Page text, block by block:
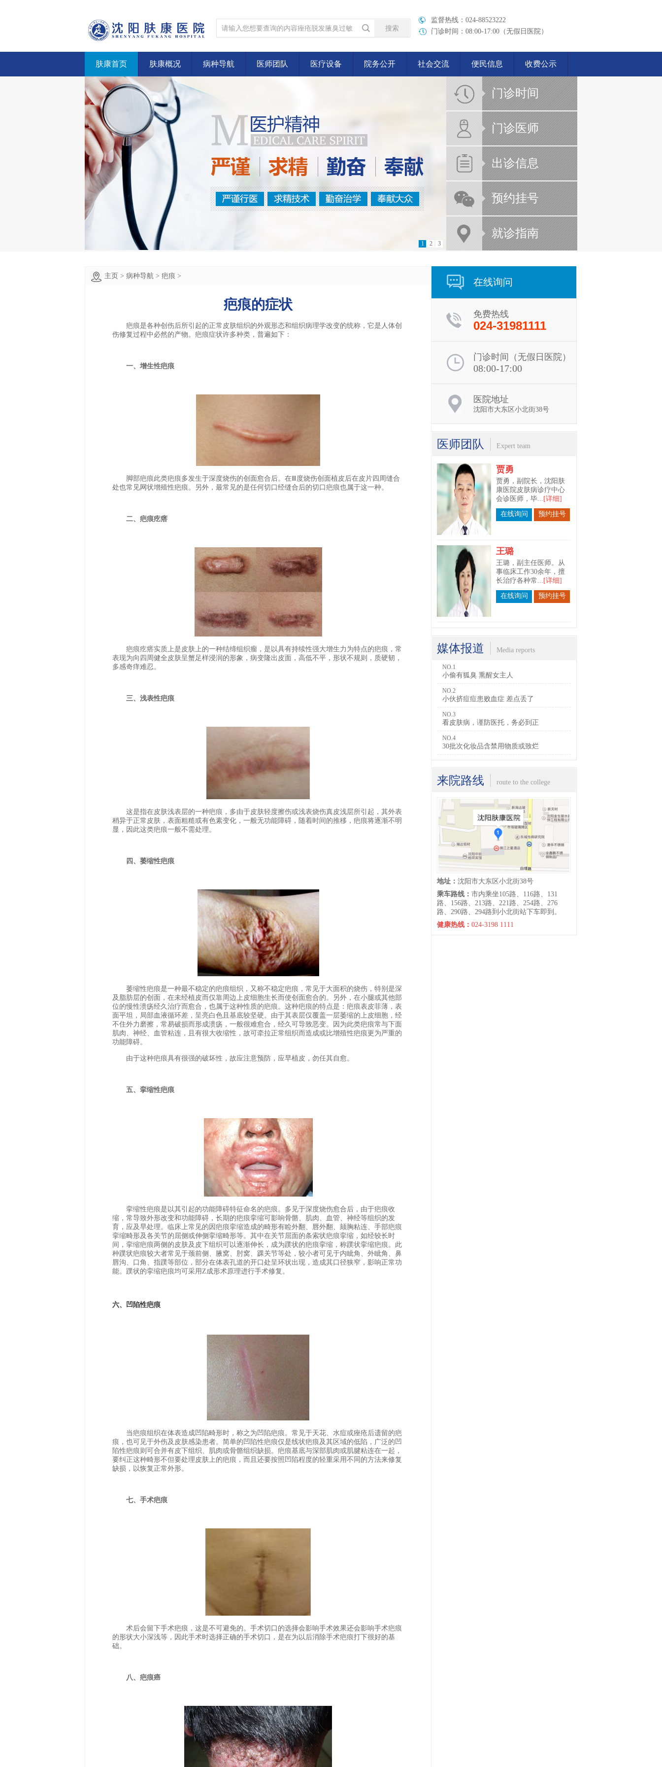
监督热线：024-88523222
门诊时间：08:00-17:00（无假日医院）
肤康首页 肤康概况 病种导航 医师团队 医疗设备 院务公开 社会交流 便民信息 收费公示
1 2 3
门诊时间
门诊医师
出诊信息
预约挂号
就诊指南
主页 > 病种导航 > 疤痕 >
疤痕的症状
疤痕是各种创伤后所引起的正常皮肤组织的外观形态和组织病理学改变的统称，它是人体创
伤修复过程中必然的产物。疤痕症状许多种类，普遍如下：
一、增生性疤痕
脚部疤痕此类疤痕多发生于深度烧伤的创面愈合后。在Ⅲ度烧伤创面植皮后在皮片四周缝合
处也常见网状增殖性疤痕。另外，最常见的是任何切口经缝合后的切口疤痕也属于这一种。
二、疤痕疙瘩
疤痕疙瘩实质上是皮肤上的一种结缔组织瘤，是以具有持续性强大增生力为特点的疤痕，常
表现为向四周健全皮肤呈蟹足样浸润的形象，病变隆出皮面，高低不平，形状不规则，质硬韧，
多感奇痒难忍。
三、浅表性疤痕
这是指在皮肤浅表层的一种疤痕，多由于皮肤轻度擦伤或浅表烧伤真皮浅层所引起，其外表
稍异于正常皮肤，表面粗糙或有色素变化，一般无功能障碍，随着时间的推移，疤痕将逐渐不明
显，因此这类疤痕一般不需处理。
四、萎缩性疤痕
萎缩性疤痕是一种最不稳定的疤痕组织，又称不稳定疤痕，常见于大面积的烧伤，特别是深
及脂肪层的创面，在未经植皮而仅靠周边上皮细胞生长而使创面愈合的。另外，在小腿或其他部
位的慢性溃疡经久治疗而愈合，也属于这种性质的疤痕。这种疤痕的特点是：疤痕表皮菲薄，表
面平坦，局部血液循环差，呈亮白色且基底较坚硬。由于其表层仅覆盖一层萎缩的上皮细胞，经
不住外力磨擦，常易破损而形成溃疡，一般很难愈合，经久可导致恶变。因为此类疤痕常与下面
肌肉、神经、血管粘连，且有很大收缩性，故可牵拉正常组织而造成或比增殖性疤痕更为严重的
功能障碍。
由于这种疤痕具有很强的破坏性，故应注意预防，应早植皮，勿任其自愈。
五、挛缩性疤痕
挛缩性疤痕是以其引起的功能障碍特征命名的疤痕。多见于深度烧伤愈合后，由于疤痕收
缩，常导致外形改变和功能障碍，长期的疤痕挛缩可影响骨骼、肌肉、血管、神经等组织的发
育，应及早处理。临床上常见的因疤痕挛缩造成的畸形有睑外翻、唇外翻、颏胸粘连、手部疤痕
挛缩畸形及各关节的屈侧或伸侧挛缩畸形等。其中在关节屈面的条索状疤痕挛缩，如经较长时
间，挛缩疤痕两侧的皮肤及皮下组织可以逐渐伸长，成为蹼状的疤痕挛缩，称蹼状挛缩疤痕。此
种蹼状疤痕较大者常见于颈前侧、腋窝、肘窝、踝关节等处，较小者可见于内眦角、外眦角、鼻
唇沟、口角、指蹼等部位，部分在体表孔道的开口处呈环状出现，造成其口径狭窄，影响正常功
能。蹼状的挛缩疤痕均可采用Z成形术原理进行手术修复。
六、凹陷性疤痕
当疤痕组织在体表造成凹陷畸形时，称之为凹陷疤痕。常见于天花、水痘或痤疮后遗留的疤
痕，也可见于外伤及皮肤感染患者。简单的凹陷性疤痕仅是线状疤痕及其区域的低陷，广泛的凹
陷性疤痕则可合并有皮下组织、肌肉或骨骼组织缺损。疤痕基底与深部肌肉或肌腱粘连在一起，
要纠正这种畸形不但要处理皮肤上的疤痕，而且还要按照凹陷程度的轻重采用不同的方法来修复
缺损，以恢复正常外形。
七、手术疤痕
术后会留下手术疤痕，这是不可避免的。手术切口的选择会影响手术效果还会影响手术疤痕
的形状大小深浅等，因此手术时选择正确的手术切口，是在为以后消除手术疤痕打下很好的基
础。
八、疤痕癌
在线询问
免费热线
024-31981111
门诊时间（无假日医院）
08:00-17:00
医院地址
沈阳市大东区小北街38号
医师团队 Expert team
贾勇，副院长，沈阳肤
康医院皮肤病诊疗中心
在线询问 预约挂号
王璐
王璐，副主任医师。从
事临床工作30余年，擅
长治疗各种常... [详细]
在线询问 预约挂号
苗春宇
苗春宇，沈阳肤康医院
皮肤科主任。毕业于长
春中医药大学... [详细]
在线询问 预约挂号
媒体报道 Media reports
NO.1
小偷有狐臭 熏醒女主人
NO.2
小伙挤痘痘患败血症 差点丢了
NO.3
看皮肤病，谨防医托，务必到正
NO.4
30批次化妆品含禁用物质或致烂
来院路线 route to the college
地址： 沈阳市大东区小北街38号
乘车路线： 市内乘坐105路、116路、131
路、156路、213路、221路、254路、276
路、290路、294路到小北街站下车即到。
健康热线： 024-3198 1111